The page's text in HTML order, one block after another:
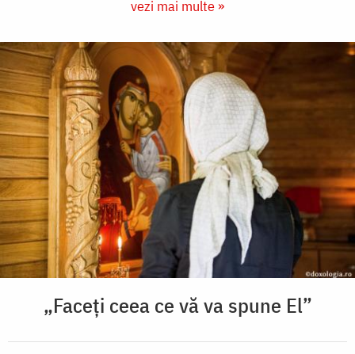
vezi mai multe »
„Faceți ceea ce vă va spune El”